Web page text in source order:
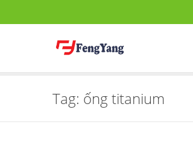
Tag: ống titanium